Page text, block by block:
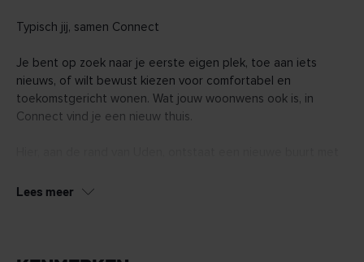
Typisch jij, samen Connect
Je bent op zoek naar je eerste eigen plek, toe aan iets
nieuws, of wilt bewust kiezen voor comfortabel en
toekomstgericht wonen. Wat jouw woonwens ook is, in
Connect vind je een nieuw thuis.
penthouses en een aantal grondgebonden woningen.
Lees meer